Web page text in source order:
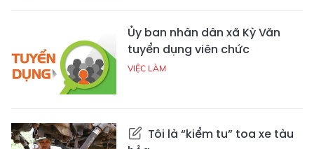
Ủy ban nhân dân xã Kỳ Văn
tuyển dụng viên chức
VIỆC LÀM
Tôi là “kiểm tu” toa xe tàu